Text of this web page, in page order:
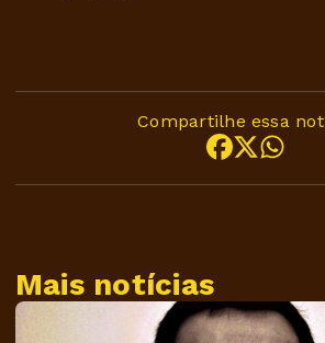
Compartilhe essa
Mais notícias